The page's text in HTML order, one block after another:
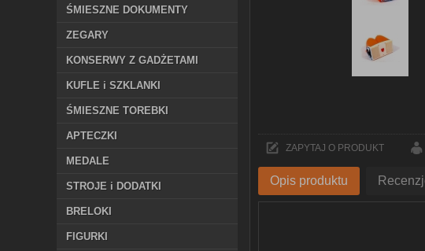
ŚMIESZNE DOKUMENTY
ZEGARY
KONSERWY Z GADŻETAMI
KUFLE i SZKLANKI
ŚMIESZNE TOREBKI
APTECZKI
MEDALE
STROJE i DODATKI
BRELOKI
FIGURKI
ZAPYTAJ O PRODUKT
Opis produktu